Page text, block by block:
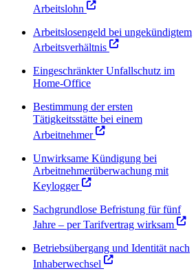
Arbeitslohn
Arbeitslosengeld bei ungekündigtem
Arbeitsverhältnis
Eingeschränkter Unfallschutz im
Home-Office
Bestimmung der ersten
Tätigkeitsstätte bei einem
Arbeitnehmer
Unwirksame Kündigung bei
Arbeitnehmerüberwachung mit
Keylogger
Sachgrundlose Befristung für fünf
Jahre – per Tarifvertrag wirksam
Betriebsübergang und Identität nach
Inhaberwechsel